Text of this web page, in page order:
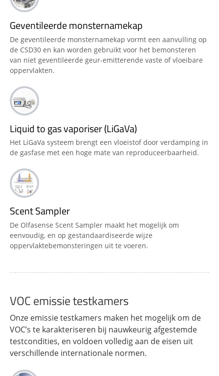
Geventileerde monsternamekap
De geventileerde monsternamekap vormt een aanvulling op
de CSD30 en kan worden gebruikt voor het bemonsteren
van niet geventileerde geur-emitterende vaste of vloeibare
oppervlakten.
Liquid to gas vaporiser (LiGaVa)
Het LiGaVa systeem brengt een vloeistof door verdamping in
de gasfase met een hoge mate van reproduceerbaarheid.
Scent Sampler
De Olfasense Scent Sampler maakt het mogelijk om
eenvoudig, en op gestandaardiseerde wijze
oppervlaktebemonsteringen uit te voeren.
VOC emissie testkamers
Onze emissie testkamers maken het mogelijk om de
VOC’s te karakteriseren bij nauwkeurig afgestemde
testcondities, en voldoen volledig aan de eisen uit
verschillende internationale normen.